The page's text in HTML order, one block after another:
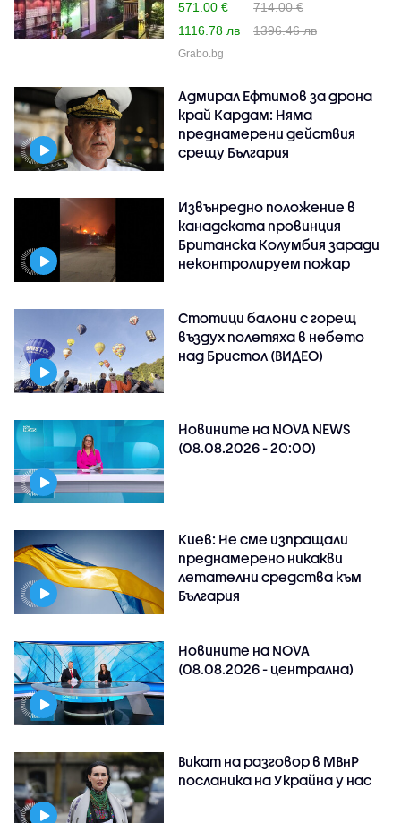
571.00 €
714.00 €
1116.78 лв
1396.46 лв
Grabo.bg
Адмирал Ефтимов за дрона
край Кардам: Няма
преднамерени действия
срещу България
Извънредно положение в
канадската провинция
Британска Колумбия заради
неконтролируем пожар
Стотици балони с горещ
въздух полетяха в небето
над Бристол (ВИДЕО)
Новините на NOVA NEWS
(08.08.2026 - 20:00)
Киев: Не сме изпращали
преднамерено никакви
летателни средства към
България
Новините на NOVA
(08.08.2026 - централна)
Викат на разговор в МВнР
посланика на Украйна у нас